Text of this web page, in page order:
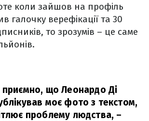
коли зайшов на профіль
галочку верефікації та 30
то зрозумів – це саме
що Леонардо Ді
моє фото з текстом,
проблему людства, –